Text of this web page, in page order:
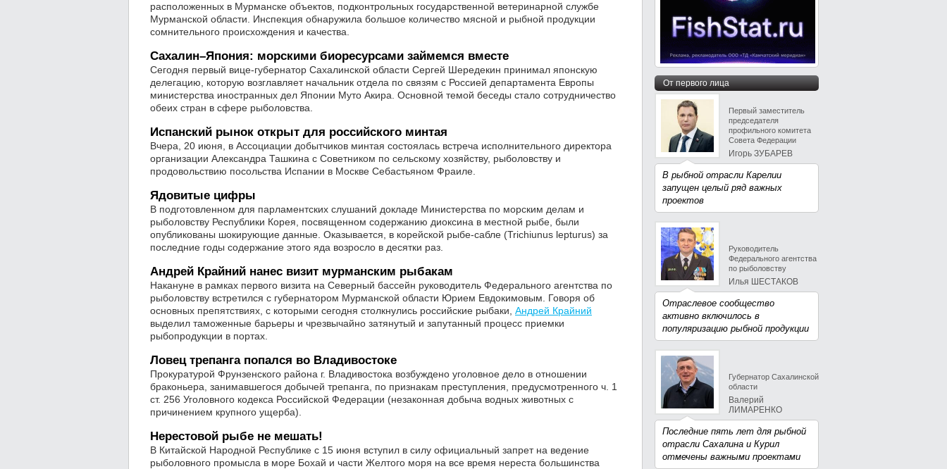
расположенных в Мурманске объектов, подконтрольных государственной ветеринарной службе
Мурманской области. Инспекция обнаружила большое количество мясной и рыбной продукции
сомнительного происхождения и качества.
Сахалин–Япония: морскими биоресурсами займемся вместе
Сегодня первый вице-губернатор Сахалинской области Сергей Шередекин принимал японскую
делегацию, которую возглавляет начальник отдела по связям с Россией департамента Европы
министерства иностранных дел Японии Муто Акира. Основной темой беседы стало сотрудничество
обеих стран в сфере рыболовства.
Испанский рынок открыт для российского минтая
Вчера, 20 июня, в Ассоциации добытчиков минтая состоялась встреча исполнительного директора
организации Александра Ташкина с Советником по сельскому хозяйству, рыболовству и
продовольствию посольства Испании в Москве Себастьяном Фраиле.
Ядовитые цифры
В подготовленном для парламентских слушаний докладе Министерства по морским делам и
рыболовству Республики Корея, посвященном содержанию диоксина в местной рыбе, были
опубликованы шокирующие данные. Оказывается, в корейской рыбе-сабле (Trichiunus lepturus) за
последние годы содержание этого яда возросло в десятки раз.
Андрей Крайний нанес визит мурманским рыбакам
Накануне в рамках первого визита на Северный бассейн руководитель Федерального агентства по
рыболовству встретился с губернатором Мурманской области Юрием Евдокимовым. Говоря об
основных препятствиях, с которыми сегодня столкнулись российские рыбаки, Андрей Крайний
выделил таможенные барьеры и чрезвычайно затянутый и запутанный процесс приемки
рыбопродукции в портах.
Ловец трепанга попался во Владивостоке
Прокуратурой Фрунзенского района г. Владивостока возбуждено уголовное дело в отношении
браконьера, занимавшегося добычей трепанга, по признакам преступления, предусмотренного ч. 1
ст. 256 Уголовного кодекса Российской Федерации (незаконная добыча водных животных с
причинением крупного ущерба).
Нерестовой рыбе не мешать!
В Китайской Народной Республике с 15 июня вступил в силу официальный запрет на ведение
рыболовного промысла в море Бохай и части Желтого моря на все время нереста большинства
От первого лица
Первый заместитель
председателя
профильного комитета
Совета Федерации
Игорь ЗУБАРЕВ
В рыбной отрасли Карелии
запущен целый ряд важных
проектов
Руководитель
Федерального агентства
по рыболовству
Илья ШЕСТАКОВ
Отраслевое сообщество
активно включилось в
популяризацию рыбной продукции
Губернатор Сахалинской
области
Валерий
ЛИМАРЕНКО
Последние пять лет для рыбной
отрасли Сахалина и Курил
отмечены важными проектами